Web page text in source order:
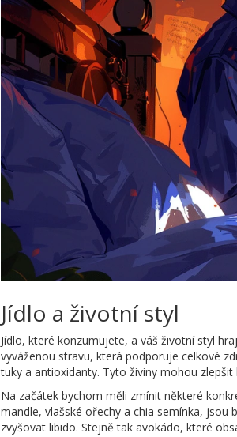
Jídlo a životní styl
Jídlo, které konzumujete, a váš životní styl
vyváženou stravu, která podporuje celkové
tuky a antioxidanty. Tyto živiny mohou
Na začátek bychom měli zmínit některé
mandle, vlašské ořechy a chia semínka, jsou
zvyšovat libido. Stejně tak avokádo, které